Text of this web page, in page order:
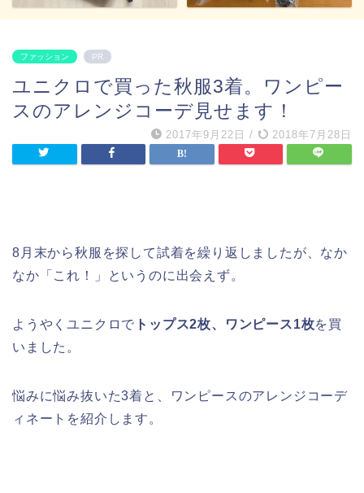
ファッション PR
ユニクロで買った秋服3着。ワンピー
スのアレンジコーデ見せます！
2017年9月22日 / 2018年7月28日
8月末から秋服を探して試着を繰り返しましたが、なか
なか「これ！」というのに出会えず。
ようやくユニクロで トップス2枚、ワンピース1枚を買
いました。
悩みに悩み抜いた3着と、ワンピースのアレンジコーデ
ィネートを紹介します。